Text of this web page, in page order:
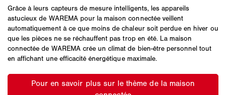
Grâce à leurs capteurs de mesure intelligents, les appareils
astucieux de WAREMA pour la maison connectée veillent
automatiquement à ce que moins de chaleur soit perdue en hiver ou
que les pièces ne se réchauffent pas trop en été. La maison
connectée de WAREMA crée un climat de bien-être personnel tout
en affichant une efficacité énergétique maximale.